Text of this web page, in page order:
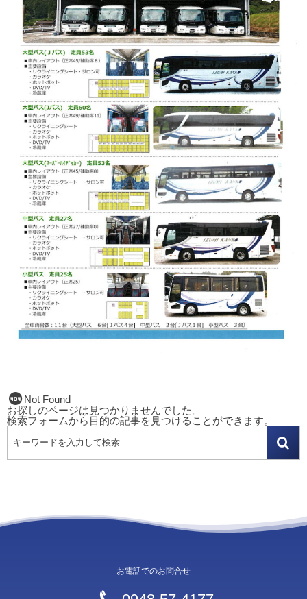
Not Found
お探しのページは見つかりませんでした。
検索フォームから目的の記事を見つけることができます。
お電話でのお問合せ